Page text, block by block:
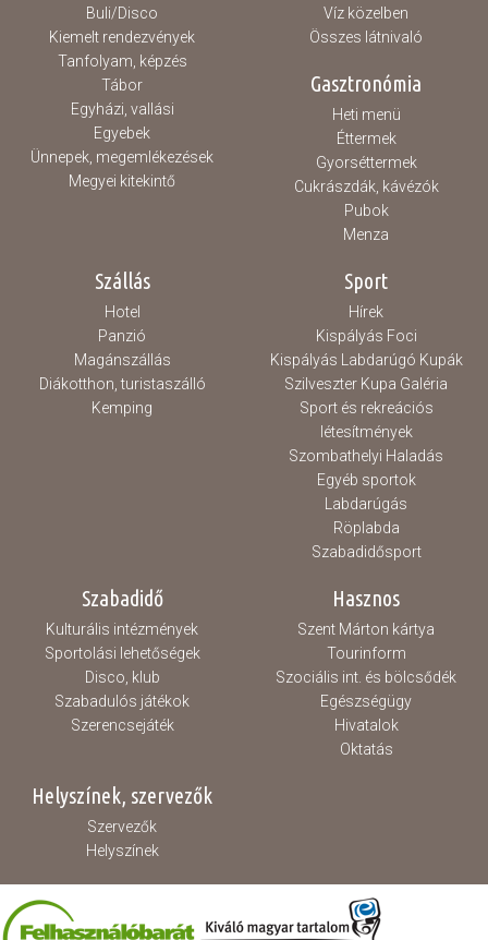
Buli/Disco
Kiemelt rendezvények
Tanfolyam, képzés
Tábor
Egyházi, vallási
Egyebek
Ünnepek, megemlékezések
Megyei kitekintő
Víz közelben
Összes látnivaló
Gasztronómia
Heti menü
Éttermek
Gyorséttermek
Cukrászdák, kávézók
Pubok
Menza
Szállás
Hotel
Panzió
Magánszállás
Diákotthon, turistaszálló
Kemping
Sport
Hírek
Kispályás Foci
Kispályás Labdarúgó Kupák
Szilveszter Kupa Galéria
Sport és rekreációs
létesítmények
Szombathelyi Haladás
Egyéb sportok
Labdarúgás
Röplabda
Szabadidősport
Szabadidő
Kulturális intézmények
Sportolási lehetőségek
Disco, klub
Szabadulós játékok
Szerencsejáték
Hasznos
Szent Márton kártya
Tourinform
Szociális int. és bölcsődék
Egészségügy
Hivatalok
Oktatás
Helyszínek, szervezők
Szervezők
Helyszínek